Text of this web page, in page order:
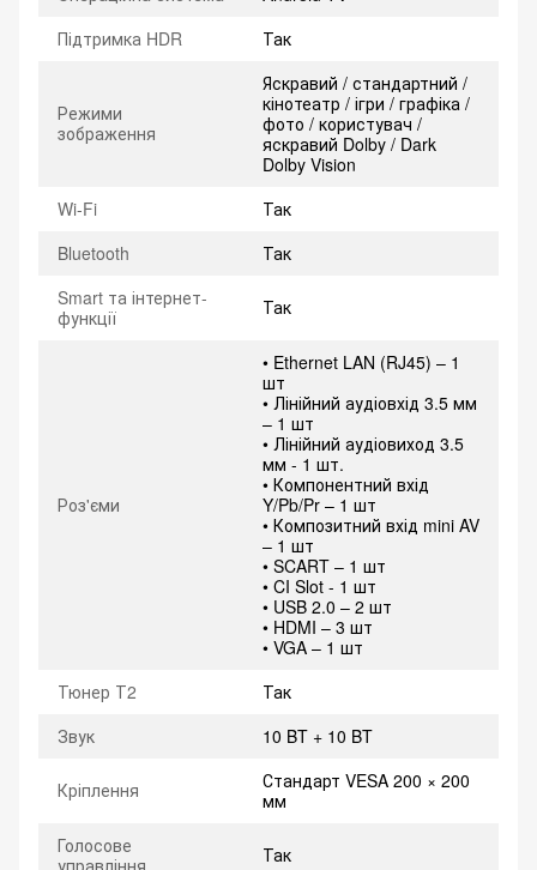
Підтримка HDR
Так
Режими
зображення
Яскравий / стандартний /
кінотеатр / ігри / графіка /
фото / користувач /
яскравий Dolby / Dark
Dolby Vision
Wi-Fi
Так
Bluetooth
Так
Smart та інтернет-
функції
Так
Роз'єми
• Ethernet LAN (RJ45) – 1
шт
• Лінійний аудіовхід 3.5 мм
– 1 шт
• Лінійний аудіовиход 3.5
мм - 1 шт.
• Компонентний вхід
Y/Pb/Pr – 1 шт
• Композитний вхід mini AV
– 1 шт
• SCART – 1 шт
• CI Slot - 1 шт
• USB 2.0 – 2 шт
• HDMI – 3 шт
• VGA – 1 шт
Тюнер Т2
Так
Звук
10 BT + 10 BT
Кріплення
Стандарт VESA 200 × 200
мм
Голосове
управління
Так